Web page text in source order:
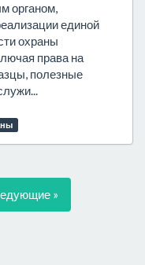
органом,
единой
охраны
права на
полезные
»